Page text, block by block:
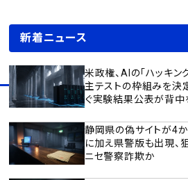
新着ニュース
米政権、AIの「ハッキン
主テストの枠組みを決
ぐ実験結果公表が背中
静岡県の偽サイトが4
に加え県警版も出現、
ニセ警察詐欺か